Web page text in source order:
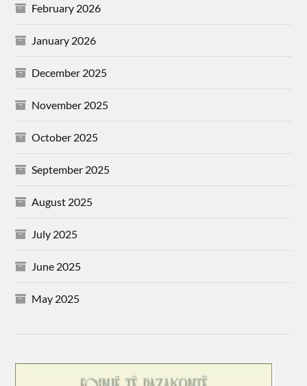
February 2026
January 2026
December 2025
November 2025
October 2025
September 2025
August 2025
July 2025
June 2025
May 2025